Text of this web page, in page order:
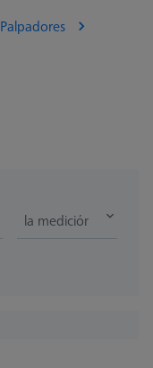
Palpadores
la medición de la